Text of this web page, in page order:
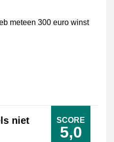
meteen 300 euro winst
SCORE
5,0
niet